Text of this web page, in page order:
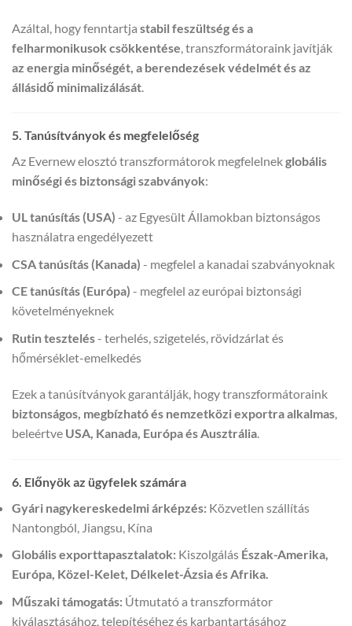
Azáltal, hogy fenntartja stabil feszültség és a
felharmonikusok csökkentése , transzformátoraink javítják
az energia minőségét, a berendezések védelmét és az
állásidő minimalizálását
5. Tanúsítványok és megfelelőség
Az Evernew elosztó transzformátorok megfelelnekglobális
minőségi és biztonsági szabványok:
UL tanúsítás (USA) - az Egyesült Államokban biztonságos
használatra engedélyezett
CSA tanúsítás (Kanada) - megfelel a kanadai szabványoknak
CE tanúsítás (Európa) - megfelel az európai biztonsági
követelményeknek
Rutin tesztelés- terhelés, szigetelés, rövidzárlat és
hőmérséklet-emelkedés
Ezek a tanúsítványok garantálják, hogy transzformátoraink
biztonságos, megbízható és nemzetközi exportra alkalmas
beleértve USA, Kanada, Európa és Ausztrália
6. Előnyök az ügyfelek számára
Gyári nagykereskedelmi árképzés: Közvetlen szállítás
Nantongból, Jiangsu, Kína
Globális exporttapasztalatok: Kiszolgálás Észak-Amerika,
Európa, Közel-Kelet, Délkelet-Ázsia és Afrika.
Műszaki támogatás: Útmutató a transzformátor
kiválasztásához, telepítéséhez és karbantartásához